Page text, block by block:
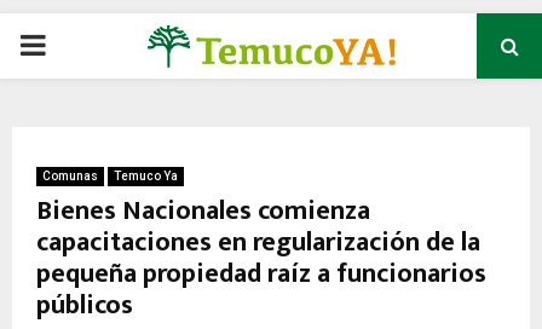
P
M
A
Comunas Temuco Ya
Bienes Nacionales comienza
capacitaciones en regularización de la
pequeña propiedad raíz a funcionarios
públicos